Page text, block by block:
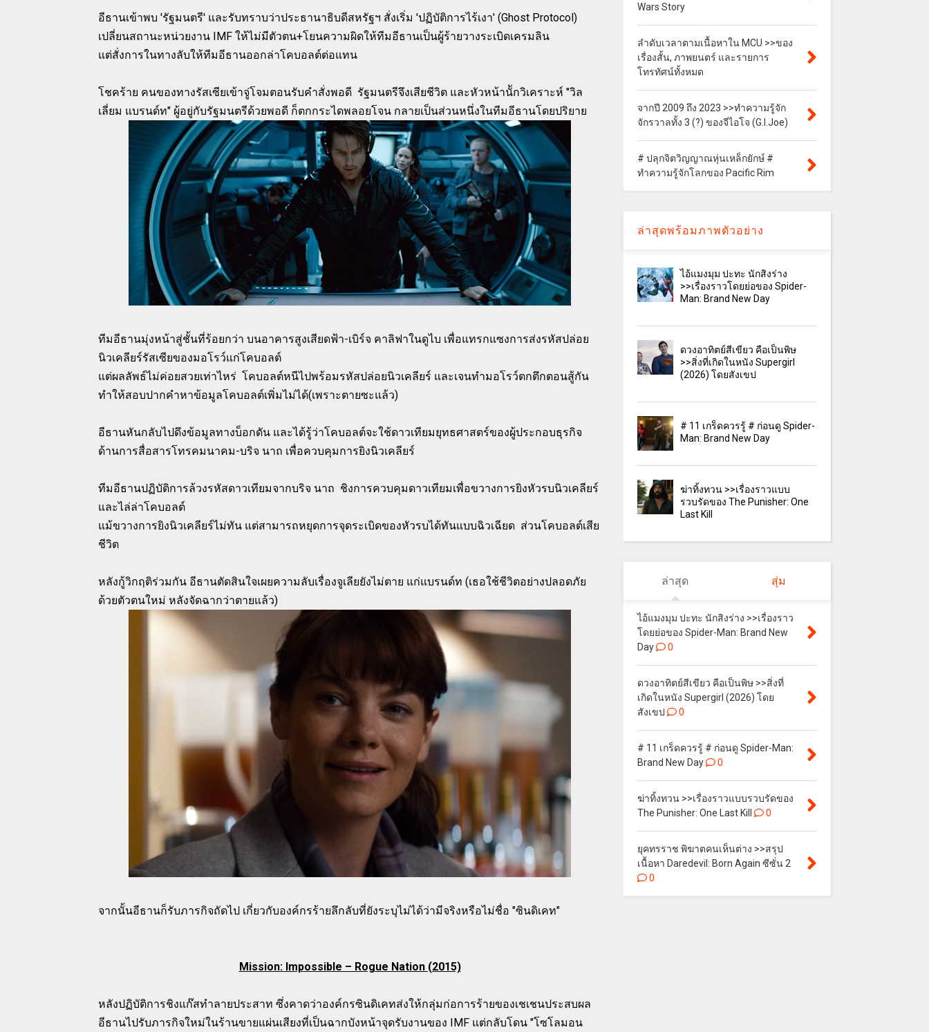
อีธานเข้าพบ 'รัฐมนตรี' และรับทราบว่าประธานาธิบดีสหรัฐฯ สั่งเริ่ม 'ปฏิบัติการไร้เงา' (Ghost Protocol)
เปลี่ยนสถานะหน่วยงาน IMF ให้ไม่มีตัวตน+โยนความผิดให้ทีมอีธานเป็นผู้ร้ายวางระเบิดเครมลิน
แต่สั่งการในทางลับให้ทีมอีธานออกล่าโคบอลต์ต่อแทน
โชคร้าย คนของทางรัสเซียเข้าจู่โจมตอนรับคำสั่งพอดี รัฐมนตรีจึงเสียชีวิต และหัวหน้านัักวิเคราะห์ "วิล
เลี่ยม แบรนด์ท" ผู้อยู่กับรัฐมนตรีด้วยพอดี ก็ตกกระไดพลอยโจน กลายเป็นส่วนหนึ่งในทีมอีธานโดยปริยาย
ทีมอีธานมุ่งหน้าสู่ชั้นที่ร้อยกว่า บนอาคารสูงเสียดฟ้า-เบิร์จ คาลิฟาในดูไบ เพื่อแทรกแซงการส่งรหัสปล่อย
นิวเคลียร์รัสเซียของมอโรว์แก่โคบอลต์
แต่ผลลัพธ์ไม่ค่อยสวยเท่าไหร่ โคบอลต์หนีไปพร้อมรหัสปล่อยนิวเคลียร์ และเจนทำมอโรว์ตกตึกตอนสู้กัน
ทำให้สอบปากคำหาข้อมูลโคบอลต์เพิ่มไม่ได้(เพราะตายซะแล้ว)
อีธานหันกลับไปดึงข้อมูลทางบ็อกดัน และได้รู้ว่าโคบอลต์จะใช้ดาวเทียมยุทธศาสตร์ของผู้ประกอบธุรกิจ
ด้านการสื่อสารโทรคมนาคม-บริจ นาถ เพื่อควบคุมการยิงนิวเคลียร์
ทีมอีธานปฏิบัติการล้วงรหัสดาวเทียมจากบริจ นาถ ชิงการควบคุมดาวเทียมเพื่อขวางการยิงหัวรบนิวเคลียร์
และไล่ล่าโคบอลต์
แม้ขวางการยิงนิวเคลียร์ไม่ทัน แต่สามารถหยุดการจุดระเบิดของหัวรบได้ทันแบบฉิวเฉียด ส่วนโคบอลต์เสีย
ชีวิต
หลังกู้วิกฤติร่วมกัน อีธานตัดสินใจเผยความลับเรื่องจูเลียยังไม่ตาย แก่แบรนด์ท (เธอใช้ชีวิตอย่างปลอดภัย
ด้วยตัวตนใหม่ หลังจัดฉากว่าตายแล้ว)
จากนั้นอีธานก็รับภารกิจถัดไป เกี่ยวกับองค์กรร้ายลึกลับที่ยังระบุไม่ได้ว่ามีจริงหรือไม่ชื่อ "ซินดิเคท"
Mission: Impossible – Rogue Nation (2015)
หลังปฏิบัติการชิงแก๊สทำลายประสาท ซึ่งคาดว่าองค์กรซินดิเคทส่งให้กลุ่มก่อการร้ายของเชเชนประสบผล
อีธานไปรับภารกิจใหม่ในร้านขายแผ่นเสียงที่เป็นฉากบังหน้าจุดรับงานของ IMF แต่กลับโดน "โซโลมอน
Wars Story
ลำดับเวลาตามเนื้อหาใน MCU >>ของ
เรื่องสั้น, ภาพยนตร์ และรายการ
โทรทัศน์ทั้งหมด
จากปี 2009 ถึง 2023 >>ทำความรู้จัก
จักรวาลทั้ง 3 (?) ของจีไอโจ (G.I.Joe)
# ปลุกจิตวิญญาณหุ่นเหล็กยักษ์ #
ทำความรู้จักโลกของ Pacific Rim
ล่าสุดพร้อมภาพตัวอย่าง
ไอ้แมงมุม ปะทะ นักสิงร่าง
>>เรื่องราวโดยย่อของ Spider-
Man: Brand New Day
ดวงอาทิตย์สีเขียว คือเป็นพิษ
>>สิ่งที่เกิดในหนัง Supergirl
(2026) โดยสังเขป
# 11 เกร็ดควรรู้ # ก่อนดู Spider-
Man: Brand New Day
ฆ่าทิ้งทวน >>เรื่องราวแบบ
รวบรัดของ The Punisher: One
Last Kill
ล่าสุด สุ่ม
ไอ้แมงมุม ปะทะ นักสิงร่าง >>เรื่องราว
โดยย่อของ Spider-Man: Brand New
Day
0
ดวงอาทิตย์สีเขียว คือเป็นพิษ >>สิ่งที่
เกิดในหนัง Supergirl (2026) โดย
สังเขป
0
# 11 เกร็ดควรรู้ # ก่อนดู Spider-Man:
Brand New Day
0
ฆ่าทิ้งทวน >>เรื่องราวแบบรวบรัดของ
The Punisher: One Last Kill
0
ยุคทรราช พิฆาตคนเห็นต่าง >>สรุป
เนื้อหา Daredevil: Born Again ซีซั่น 2
0